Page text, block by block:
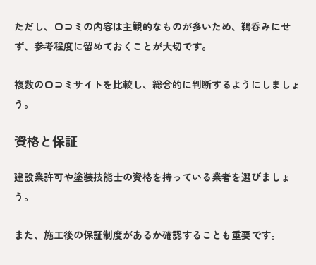
ただし、口コミの内容は主観的なものが多いため、鵜呑みにせ
ず、参考程度に留めておくことが大切です。
複数の口コミサイトを比較し、総合的に判断するようにしましょ
う。
資格と保証
建設業許可や塗装技能士の資格を持っている業者を選びましょ
う。
また、施工後の保証制度があるか確認することも重要です。